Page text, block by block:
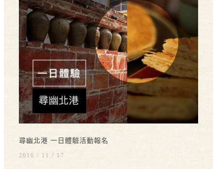
尋幽北港 一日體驗活動報名
2016 / 11 17